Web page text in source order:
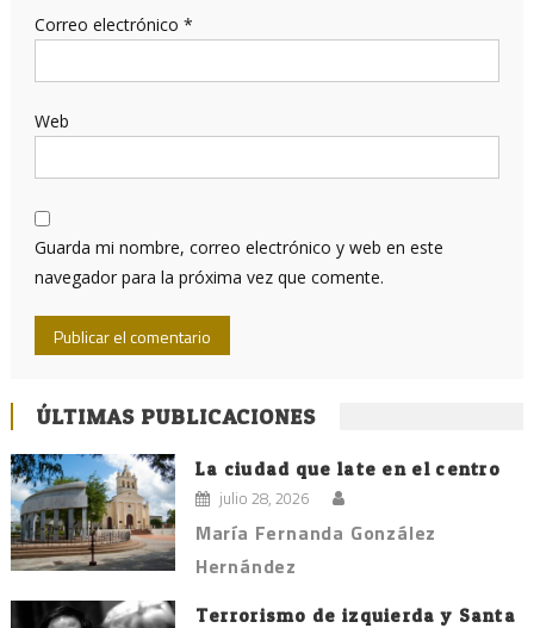
Correo electrónico *
Web
Guarda mi nombre, correo electrónico y web en este
navegador para la próxima vez que comente.
ÚLTIMAS PUBLICACIONES
La ciudad que late en el centro
julio 28, 2026
María Fernanda González
Hernández
Terrorismo de izquierda y Santa